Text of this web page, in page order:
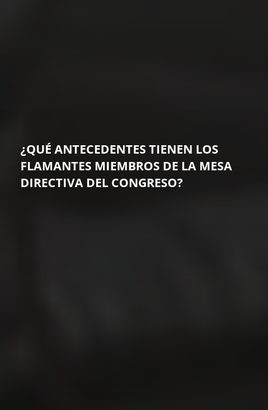
¿QUÉ ANTECEDENTES TIENEN LOS
FLAMANTES MIEMBROS DE LA MESA
DIRECTIVA DEL CONGRESO?